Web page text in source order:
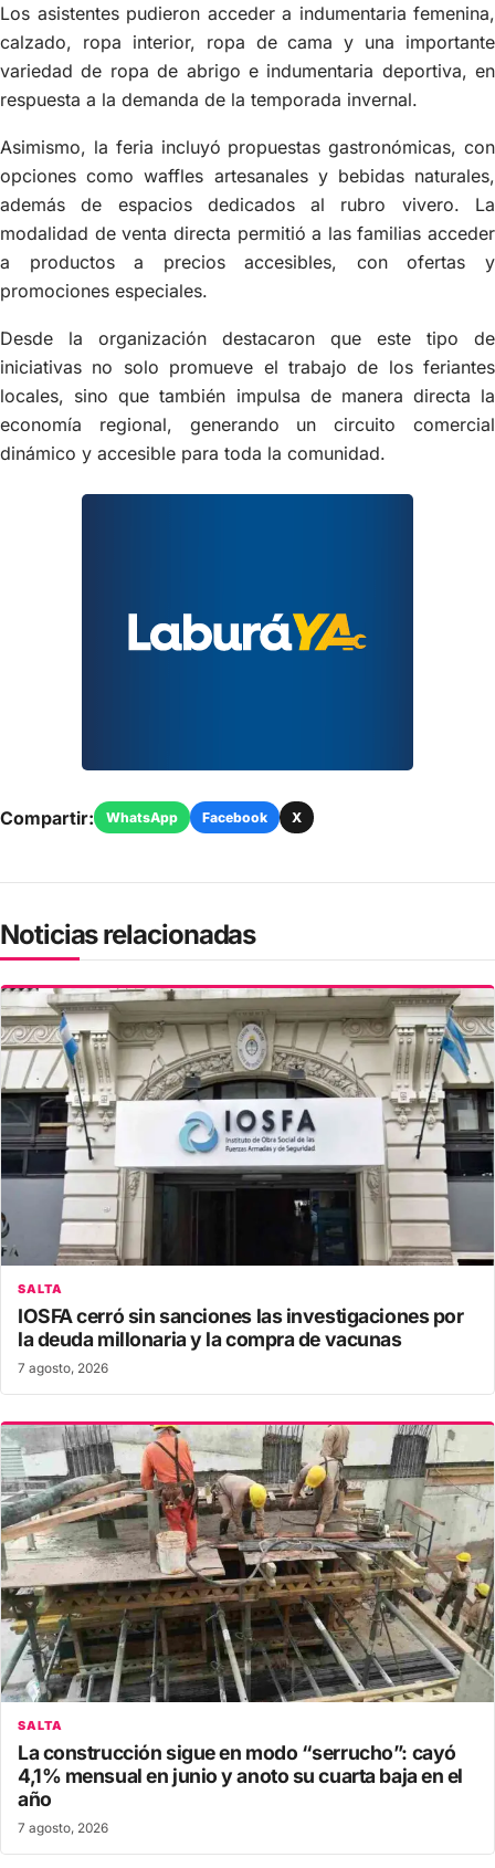
Los asistentes pudieron acceder a indumentaria femenina,
calzado, ropa interior, ropa de cama y una importante
variedad de ropa de abrigo e indumentaria deportiva, en
respuesta a la demanda de la temporada invernal.
Asimismo, la feria incluyó propuestas gastronómicas, con
opciones como waffles artesanales y bebidas naturales,
además de espacios dedicados al rubro vivero. La
modalidad de venta directa permitió a las familias acceder
a productos a precios accesibles, con ofertas y
promociones especiales.
Desde la organización destacaron que este tipo de
iniciativas no solo promueve el trabajo de los feriantes
locales, sino que también impulsa de manera directa la
economía regional, generando un circuito comercial
dinámico y accesible para toda la comunidad.
Compartir: WhatsApp Facebook X
Noticias relacionadas
SALTA
IOSFA cerró sin sanciones las investigaciones por
la deuda millonaria y la compra de vacunas
7 agosto, 2026
SALTA
La construcción sigue en modo “serrucho”: cayó
4,1% mensual en junio y anoto su cuarta baja en el
año
7 agosto, 2026